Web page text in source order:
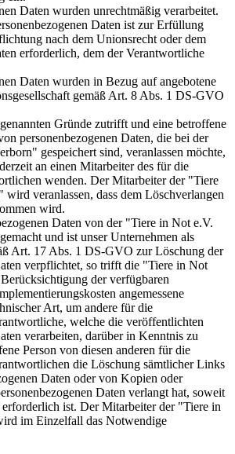
Daten wurden unrechtmäßig verarbeitet.
Daten ist zur Erfüllung
nach dem Unionsrecht oder dem
erforderlich, dem der Verantwortliche
Daten wurden in Bezug auf angebotene
gemäß Art. 8 Abs. 1 DS-GVO
Gründe zutrifft und eine betroffene
personenbezogenen Daten, die bei der
gespeichert sind, veranlassen möchte,
an einen Mitarbeiter des für die
wenden. Der Mitarbeiter der "Tiere
veranlassen, dass dem Löschverlangen
wird.
Daten von der "Tiere in Not e.V.
und ist unser Unternehmen als
Art. 17 Abs. 1 DS-GVO zur Löschung der
verpflichtet, so trifft die "Tiere in Not
der verfügbaren
angemessene
Art, um andere für die
welche die veröffentlichten
verarbeiten, darüber in Kenntnis zu
Person von diesen anderen für die
die Löschung sämtlicher Links
Daten oder von Kopien oder
Daten verlangt hat, soweit
ist. Der Mitarbeiter der "Tiere in
im Einzelfall das Notwendige